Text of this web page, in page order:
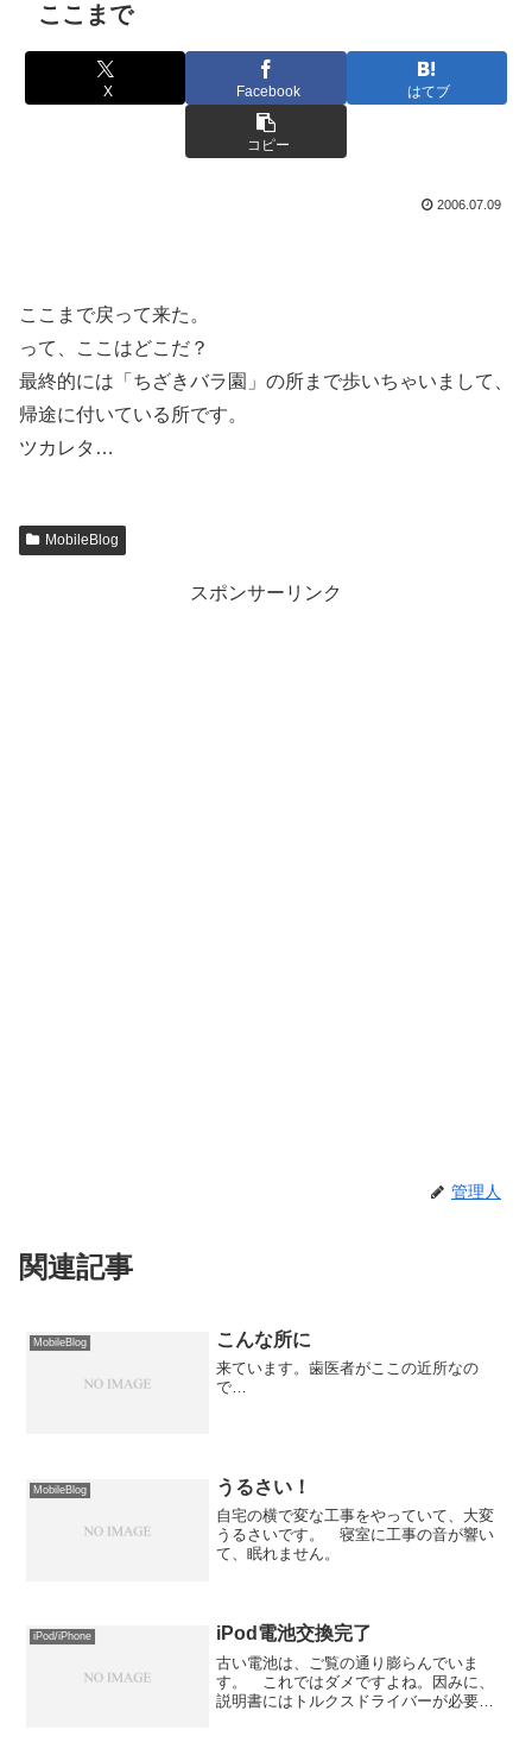
ここまで
X Facebook はてブ
コピー
2006.07.09
ここまで戻って来た。
って、ここはどこだ？
最終的には「ちざきバラ園」の所まで歩いちゃいまして、
帰途に付いている所です。
ツカレタ…
MobileBlog
スポンサーリンク
管理人
関連記事
MobileBlog こんな所に
来ています。歯医者がここの近所なの
で…
MobileBlog うるさい！
自宅の横で変な工事をやっていて、大変
うるさいです。 寝室に工事の音が響い
て、眠れません。
iPod/iPhone iPod電池交換完了
古い電池は、ご覧の通り膨らんでいま
す。 これではダメですよね。因みに、
説明書にはトルクスドライバーが必要と